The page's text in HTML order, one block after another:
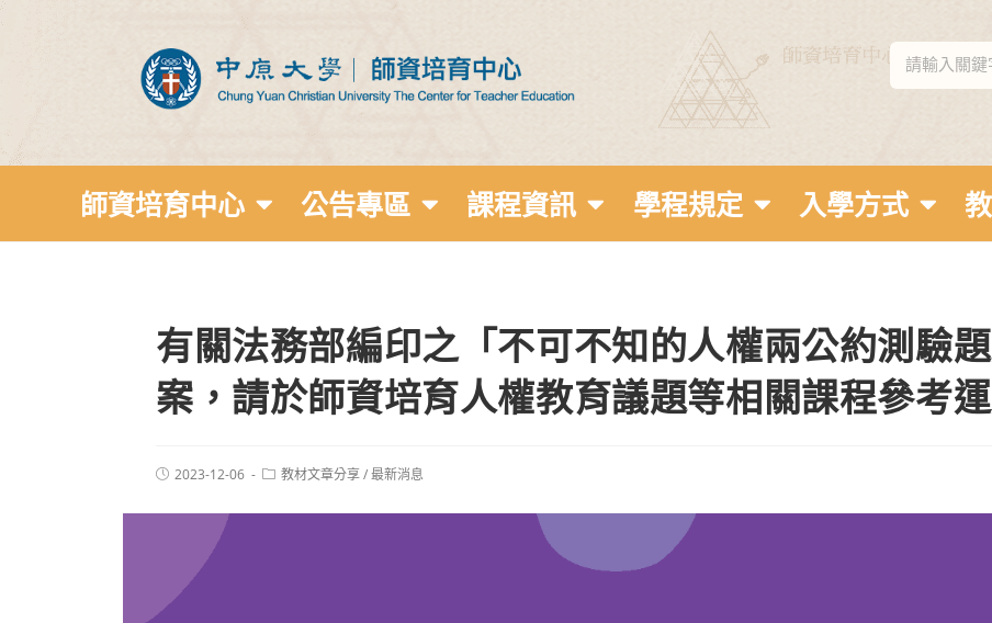
師資培育中心 公告專區 課程資訊 學程規定 入學方式
有關法務部編印之「不可不知的人權兩公約測驗
案，請於師資培育人權教育議題等相關課程參考
2023-12-06 教材文章分享/最新消息